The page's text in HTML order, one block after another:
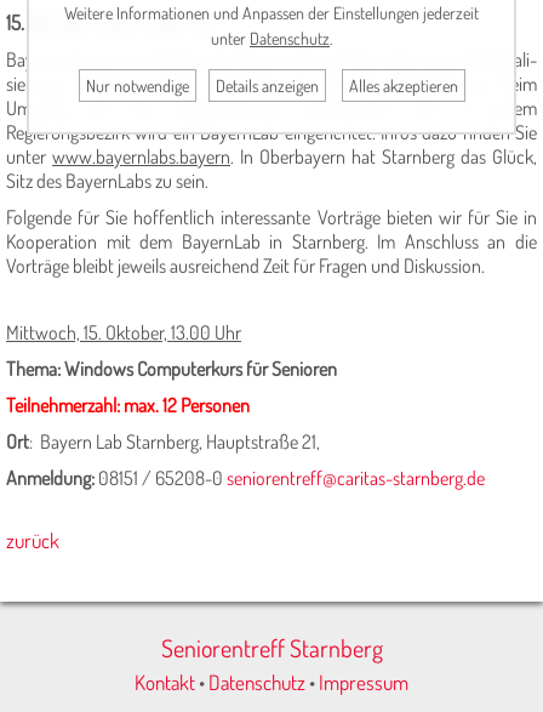
15. Oktober 2025, 13:00 Uhr
BayernLab ist eine Initiative der Bayerischen Staatsregierung, die Digitali­
sierung erlebbar machen möchte und die die Bürger/innen beim
Umgang mit der Digitalisierung unterstützen soll. In jedem
Regierungsbezirk wird ein BayernLab eingerichtet. Infos dazu finden Sie
unter www.bayernlabs.bayern. In Oberbayern hat Starnberg das Glück,
Sitz des BayernLabs zu sein.
Folgende für Sie hoffentlich interessante Vorträge bieten wir für Sie in
Kooperation mit dem BayernLab in Starnberg. Im Anschluss an die
Vorträge bleibt jeweils ausreichend Zeit für Fragen und Diskussion.
Mittwoch, 15. Oktober, 13.00 Uhr
Thema: Windows Computerkurs für Senioren
Teilnehmerzahl: max. 12 Personen
Ort: Bayern Lab Starnberg, Hauptstraße 21,
Anmeldung: 08151 / 65208-0 seniorentreff@caritas-starnberg.de
zurück
Seniorentreff Starnberg
Kontakt•Datenschutz•Impressum
Weitere Informationen und Anpassen der Einstellungen jederzeit
unter Datenschutz
Nur notwendige Details anzeigen Alles akzeptieren